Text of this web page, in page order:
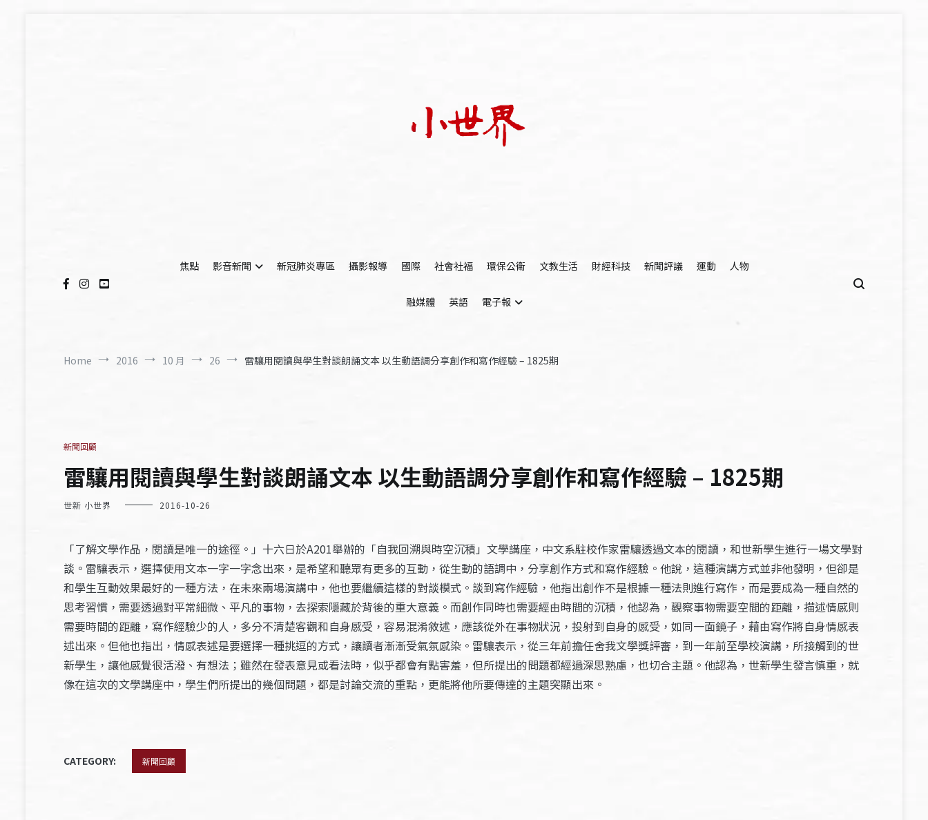
焦點
影音新聞 新冠肺炎專區 攝影報導 國際 社會社福 環保公衛 文教生活 財經科技 新聞評議 運動 人物
融媒體 英語 電子報
Home 2016 10 月 26 雷驤用閱讀與學生對談朗誦文本 以生動語調分享創作和寫作經驗 – 1825期
新聞回顧
雷驤用閱讀與學生對談朗誦文本 以生動語調分享創作和寫作經驗 – 1825期
世新 小世界 2016-10-26
「了解文學作品，閱讀是唯一的途徑。」十六日於A201舉辦的「自我回溯與時空沉積」文學講座，中文系駐校作家雷驤透過文本的閱讀，和世新學生進行一場文學對
談。雷驤表示，選擇使用文本一字一字念出來，是希望和聽眾有更多的互動，從生動的語調中，分享創作方式和寫作經驗。他說，這種演講方式並非他發明，但卻是
和學生互動效果最好的一種方法，在未來兩場演講中，他也要繼續這樣的對談模式。談到寫作經驗，他指出創作不是根據一種法則進行寫作，而是要成為一種自然的
思考習慣，需要透過對平常細微、平凡的事物，去探索隱藏於背後的重大意義。而創作同時也需要經由時間的沉積，他認為，觀察事物需要空間的距離，描述情感則
需要時間的距離，寫作經驗少的人，多分不清楚客觀和自身感受，容易混淆敘述，應該從外在事物狀況，投射到自身的感受，如同一面鏡子，藉由寫作將自身情感表
述出來。但他也指出，情感表述是要選擇一種挑逗的方式，讓讀者漸漸受氣氛感染。雷驤表示，從三年前擔任舍我文學獎評審，到一年前至學校演講，所接觸到的世
新學生，讓他感覺很活潑、有想法；雖然在發表意見或看法時，似乎都會有點害羞，但所提出的問題都經過深思熟慮，也切合主題。他認為，世新學生發言慎重，就
像在這次的文學講座中，學生們所提出的幾個問題，都是討論交流的重點，更能將他所要傳達的主題突顯出來。
CATEGORY: 新聞回顧